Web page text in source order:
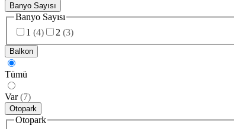
Banyo Sayısı
Banyo Sayısı
1 (4) 2 (3)
Balkon
Tümü
Var (7)
Otopark
Otopark